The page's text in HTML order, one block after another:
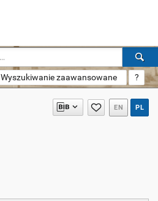
Wyszukiwanie zaawansowane ?
EN PL